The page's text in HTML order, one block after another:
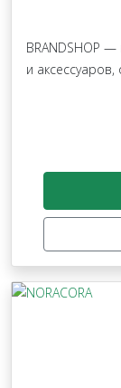
BRANDSHOP
и